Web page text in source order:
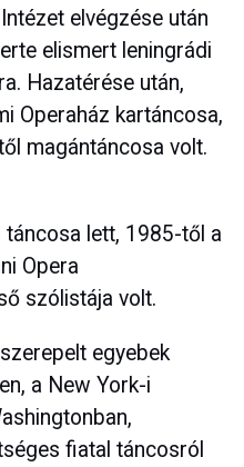
elvégzése után
elismert leningrádi
Hazatérése után,
Operaház kartáncosa,
magántáncosa volt.
lett, 1985-től a
Opera
szólistája volt.
egyebek
a New York-i
fiatal táncosról